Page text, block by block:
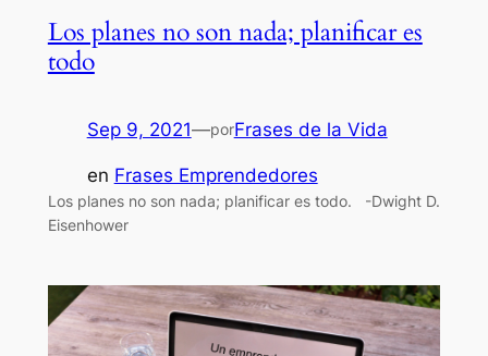
Los planes no son nada; planificar es
todo
Sep 9, 2021—porFrases de la Vida
en Frases Emprendedores
Los planes no son nada; planificar es todo. -Dwight D.
Eisenhower